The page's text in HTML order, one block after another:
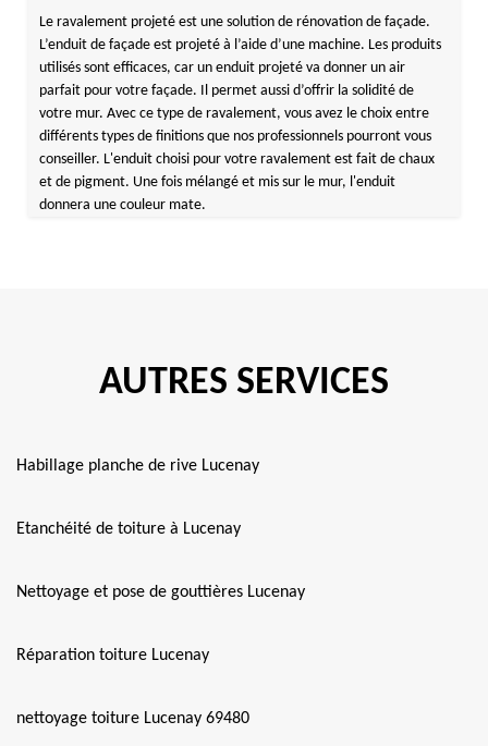
Le ravalement projeté est une solution de rénovation de façade.
L’enduit de façade est projeté à l’aide d’une machine. Les produits
utilisés sont efficaces, car un enduit projeté va donner un air
parfait pour votre façade. Il permet aussi d’offrir la solidité de
votre mur. Avec ce type de ravalement, vous avez le choix entre
différents types de finitions que nos professionnels pourront vous
conseiller. L'enduit choisi pour votre ravalement est fait de chaux
et de pigment. Une fois mélangé et mis sur le mur, l'enduit
donnera une couleur mate.
AUTRES SERVICES
Habillage planche de rive Lucenay
Etanchéité de toiture à Lucenay
Nettoyage et pose de gouttières Lucenay
Réparation toiture Lucenay
nettoyage toiture Lucenay 69480